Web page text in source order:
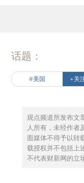
话题：
#美国 +关
观点频道所发布文
人所有，未经作者
面媒体不得予以转
载授权并不包括上
不代表财新网的立